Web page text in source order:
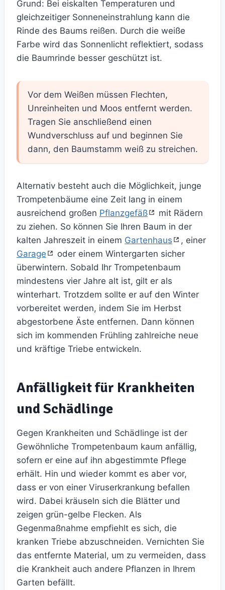
Grund: Bei eiskalten Temperaturen und
gleichzeitiger Sonneneinstrahlung kann die
Rinde des Baums reißen. Durch die weiße
Farbe wird das Sonnenlicht reflektiert, sodass
die Baumrinde besser geschützt ist.
Vor dem Weißen müssen Flechten,
Unreinheiten und Moos entfernt werden.
Tragen Sie anschließend einen
Wundverschluss auf und beginnen Sie
dann, den Baumstamm weiß zu streichen.
Alternativ besteht auch die Möglichkeit, junge
Trompetenbäume eine Zeit lang in einem
ausreichend großen Pflanzgefäß
mit Rädern
zu ziehen. So können Sie Ihren Baum in der
kalten Jahreszeit in einem Gartenhaus
, einer
Garage
oder einem Wintergarten sicher
überwintern. Sobald Ihr Trompetenbaum
mindestens vier Jahre alt ist, gilt er als
winterhart. Trotzdem sollte er auf den Winter
vorbereitet werden, indem Sie im Herbst
abgestorbene Äste entfernen. Dann können
sich im kommenden Frühling zahlreiche neue
und kräftige Triebe entwickeln.
Anfälligkeit für Krankheiten
und Schädlinge
Gegen Krankheiten und Schädlinge ist der
Gewöhnliche Trompetenbaum kaum anfällig,
sofern er eine auf ihn abgestimmte Pflege
erhält. Hin und wieder kommt es aber vor,
dass er von einer Viruserkrankung befallen
wird. Dabei kräuseln sich die Blätter und
zeigen grün-gelbe Flecken. Als
Gegenmaßnahme empfiehlt es sich, die
kranken Triebe abzuschneiden. Vernichten Sie
das entfernte Material, um zu vermeiden, dass
die Krankheit auch andere Pflanzen in Ihrem
Garten befällt.